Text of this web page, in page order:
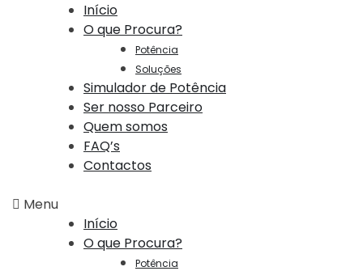
Início
O que Procura?
Potência
Soluções
Simulador de Potência
Ser nosso Parceiro
Quem somos
FAQ’s
Contactos
Menu
Início
O que Procura?
Potência